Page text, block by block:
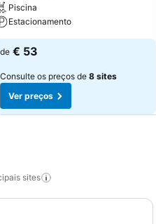
Piscina
Estacionamento
de € 53
Consulte os preços de 8 sites
Ver preços
sites